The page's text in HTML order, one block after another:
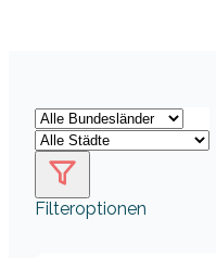
Filteroptionen